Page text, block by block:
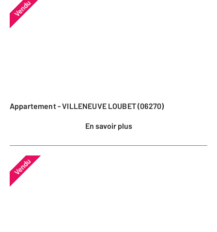
Vendu
Appartement - VILLENEUVE LOUBET (06270)
En savoir plus
Vendu